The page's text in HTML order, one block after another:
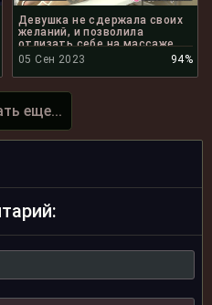
Девушка не сдержала своих
желаний, и позволила
отлизать себе на массаже
05 Сен 2023
94%
еще...